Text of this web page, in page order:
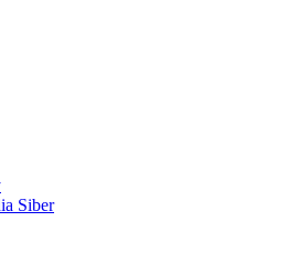
Siber